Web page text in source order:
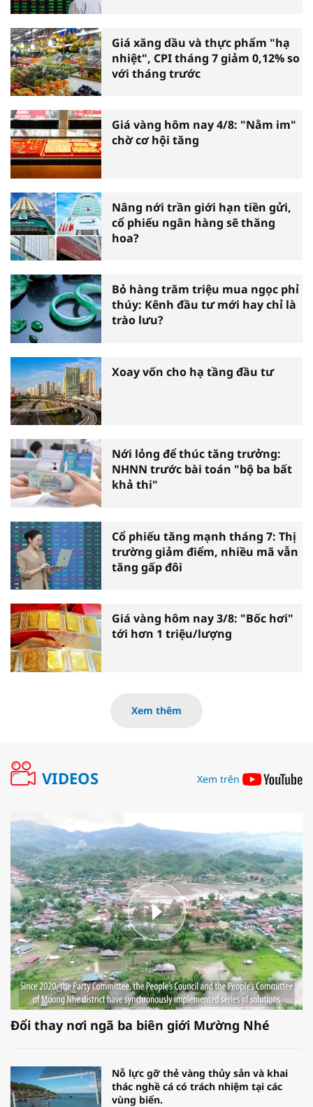
Giá xăng dầu và thực phẩm "hạ
nhiệt", CPI tháng 7 giảm 0,12% so
với tháng trước
Giá vàng hôm nay 4/8: "Nằm im"
chờ cơ hội tăng
Nâng nới trần giới hạn tiền gửi,
cổ phiếu ngân hàng sẽ thăng
hoa?
Bỏ hàng trăm triệu mua ngọc phỉ
thúy: Kênh đầu tư mới hay chỉ là
trào lưu?
Xoay vốn cho hạ tầng đầu tư
Nới lỏng để thúc tăng trưởng:
NHNN trước bài toán "bộ ba bất
khả thi"
Cổ phiếu tăng mạnh tháng 7: Thị
trường giảm điểm, nhiều mã vẫn
tăng gấp đôi
Giá vàng hôm nay 3/8: "Bốc hơi"
tới hơn 1 triệu/lượng
Xem thêm
VIDEOS Xem trên
Đổi thay nơi ngã ba biên giới Mường Nhé
Nỗ lực gỡ thẻ vàng thủy sản và khai
thác nghề cá có trách nhiệm tại các
vùng biển.